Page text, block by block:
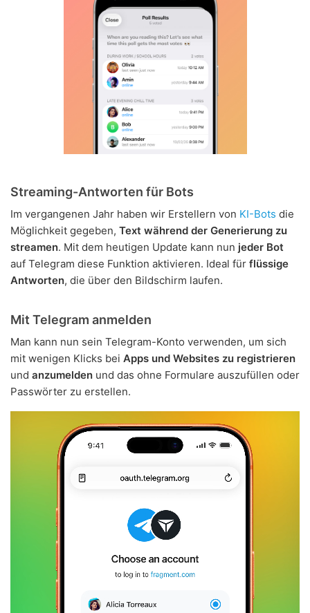
Streaming-Antworten für Bots
Im vergangenen Jahr haben wir Erstellern von KI-Bots die
Möglichkeit gegeben, Text während der Generierung zu
streamen. Mit dem heutigen Update kann nun jeder Bot
auf Telegram diese Funktion aktivieren. Ideal für flüssige
Antworten, die über den Bildschirm laufen.
Mit Telegram anmelden
Man kann nun sein Telegram-Konto verwenden, um sich
mit wenigen Klicks bei Apps und Websites zu registrieren
und anzumelden und das ohne Formulare auszufüllen oder
Passwörter zu erstellen.